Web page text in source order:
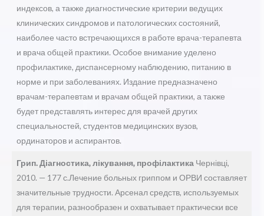
индексов, а также диагностические критерии ведущих
клинических синдромов и патологических состояний,
наиболее часто встречающихся в работе врача-терапевта
и врача общей практики. Особое внимание уделено
профилактике, диспансерному наблюдению, питанию в
норме и при заболеваниях. Издание предназначено
врачам-терапевтам и врачам общей практики, а также
будет представлять интерес для врачей других
специальностей, студентов медицинских вузов,
ординаторов и аспирантов.
Грип. Діагностика, лікування, профілактика Чернівці,
2010. — 177 с.Лечение больных гриппом и ОРВИ составляет
значительные трудности. Арсенал средств, используемых
для терапии, разнообразен и охватывает практически все